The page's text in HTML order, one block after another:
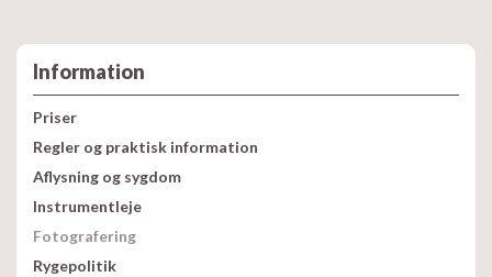
Information
Priser
Regler og praktisk information
Aflysning og sygdom
Instrumentleje
Fotografering
Rygepolitik